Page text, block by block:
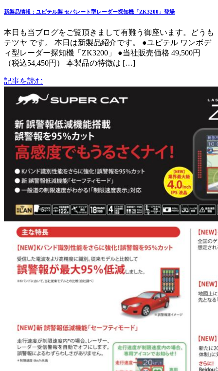
新製品情報：ユピテル製 セパレート型レーダー探知機「ZK3200」登場
本日も当ブログをご覧頂きまして有難う御座います。どうも
テツヤ です。 本日は新製品紹介です。 ●ユピテル ワンボデ
ィ型レーダー探知機「ZK3200」 ●当社販売価格 49,500円
（税込54,450円） 本製品の特徴は […]
記事を読む